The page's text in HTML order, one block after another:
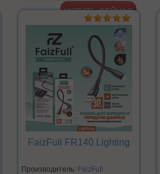
FaizFull FR140 Lighting
Производитель: FaizFull